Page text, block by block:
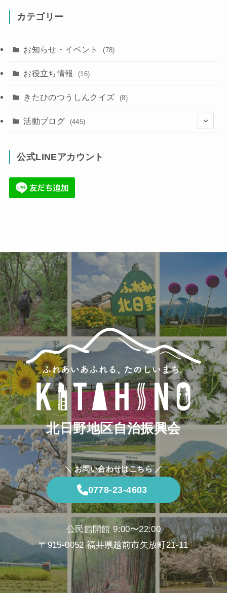
カテゴリー
お知らせ・イベント (78)
お役立ち情報 (16)
きたひのつうしんクイズ (8)
活動ブログ (445)
(86)
公式LINEアカウント
北日野地区自治振興会
＼ お問い合わせはこちら ／
0778-23-4603
公民館開館 9:00〜22:00
〒915-0052 福井県越前市矢放町21-11